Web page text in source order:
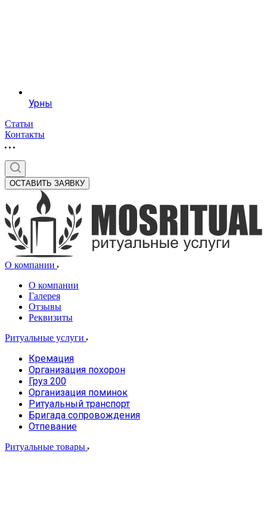
Урны
Статьи
Контакты
ОСТАВИТЬ ЗАЯВКУ
О компании
О компании
Галерея
Отзывы
Реквизиты
Ритуальные услуги
Кремация
Организация похорон
Груз 200
Организация поминок
Ритуальный транспорт
Бригада сопровождения
Отпевание
Ритуальные товары